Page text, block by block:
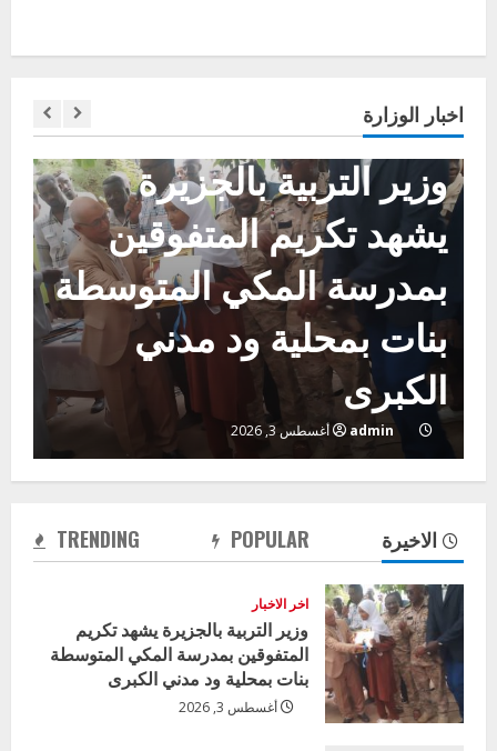
اخبار الوزارة
اخر الاخبار
التعليم الخاص بمحلية
ودمدني الكبرى يعلن
تخفيض الرسوم الدراسية
لهذا العام بنسبة15%
admin أغسطس 3, 2026
الاخيرة POPULAR
TRENDING
اخر الاخبار
وزير التربية بالجزيرة يشهد تكريم
المتفوقين بمدرسة المكي المتوسطة
بنات بمحلية ود مدني الكبرى
أغسطس 3, 2026